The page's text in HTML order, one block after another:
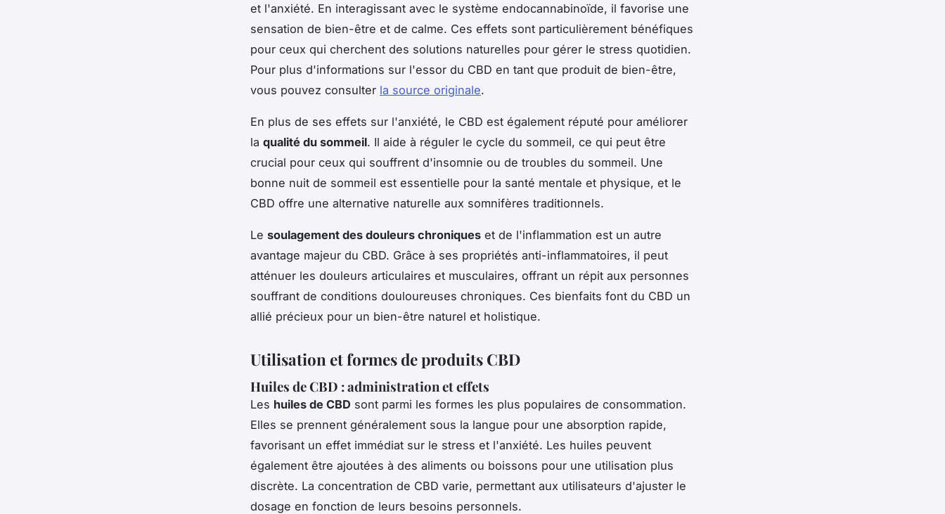
et l'anxiété. En interagissant avec le système endocannabinoïde, il favorise une
sensation de bien-être et de calme. Ces effets sont particulièrement bénéfiques
pour ceux qui cherchent des solutions naturelles pour gérer le stress quotidien.
Pour plus d'informations sur l'essor du CBD en tant que produit de bien-être,
vous pouvez consulter la source originale.
En plus de ses effets sur l'anxiété, le CBD est également réputé pour améliorer
la qualité du sommeil. Il aide à réguler le cycle du sommeil, ce qui peut être
crucial pour ceux qui souffrent d'insomnie ou de troubles du sommeil. Une
bonne nuit de sommeil est essentielle pour la santé mentale et physique, et le
CBD offre une alternative naturelle aux somnifères traditionnels.
Le soulagement des douleurs chroniques et de l'inflammation est un autre
avantage majeur du CBD. Grâce à ses propriétés anti-inflammatoires, il peut
atténuer les douleurs articulaires et musculaires, offrant un répit aux personnes
souffrant de conditions douloureuses chroniques. Ces bienfaits font du CBD un
allié précieux pour un bien-être naturel et holistique.
Utilisation et formes de produits CBD
Huiles de CBD : administration et effets
Les huiles de CBD sont parmi les formes les plus populaires de consommation.
Elles se prennent généralement sous la langue pour une absorption rapide,
favorisant un effet immédiat sur le stress et l'anxiété. Les huiles peuvent
également être ajoutées à des aliments ou boissons pour une utilisation plus
discrète. La concentration de CBD varie, permettant aux utilisateurs d'ajuster le
dosage en fonction de leurs besoins personnels.